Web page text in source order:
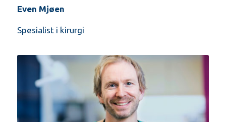
Even Mjøen
Spesialist i kirurgi